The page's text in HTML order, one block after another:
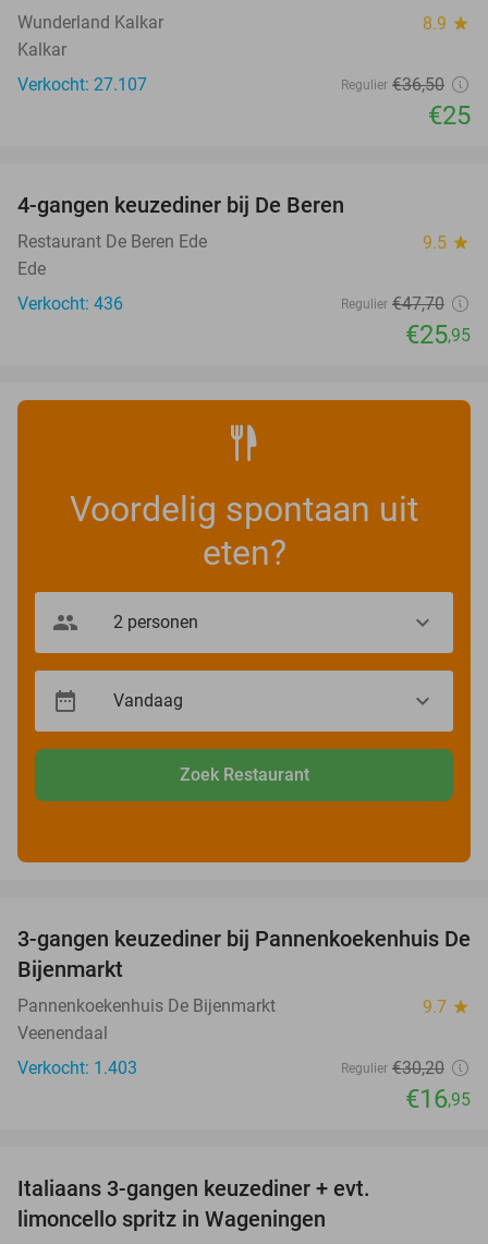
Wunderland Kalkar 8.9 star
Kalkar
Verkocht: 27.107
Regulier €36,50
€25
4-gangen keuzediner bij De Beren
Restaurant De Beren Ede 9.5 star
Ede
Verkocht: 436
Regulier €47,70
€25,95
Voordelig spontaan uit
eten?
Zoek Restaurant
44%
3-gangen keuzediner bij Pannenkoekenhuis De
Bijenmarkt
Pannenkoekenhuis De Bijenmarkt 9.7 star
Veenendaal
Verkocht: 1.403
Regulier €30,20
€16,95
Italiaans 3-gangen keuzediner + evt.
limoncello spritz in Wageningen